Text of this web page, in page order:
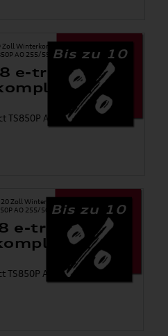
Bis zu 10
e-tron / e-tron
AO 255/55 R19 111H
Bis zu 10
e-tron / e-tron
AO 255/50 R20 109H